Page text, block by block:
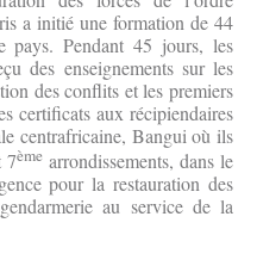
a initié une formation de 44
pays. Pendant 45 jours, les
des enseignements sur les
des conflits et les premiers
certificats aux récipiendaires
centrafricaine, Bangui où ils
7èmearrondissements, dans le
pour la restauration des
au service de la